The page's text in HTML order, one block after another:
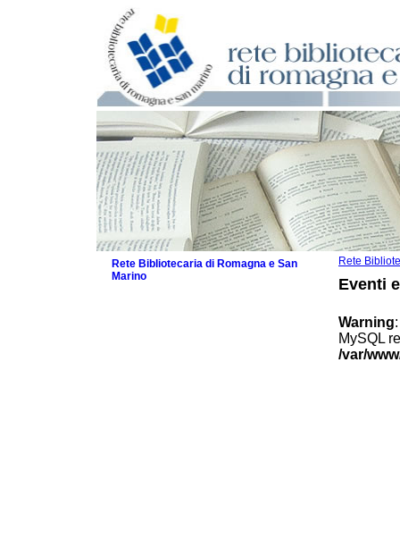
Rete
Eventi
Warning
MySQL
/var/
Rete Bibliotecaria di Romagna e San
Marino